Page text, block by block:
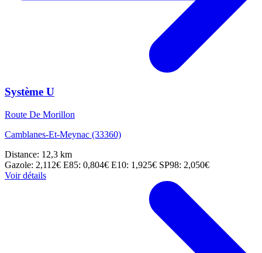
Système U
Route De Morillon
Camblanes-Et-Meynac (33360)
Distance: 12,3 km
Gazole: 2,112€ E85: 0,804€ E10: 1,925€ SP98: 2,050€
Voir détails